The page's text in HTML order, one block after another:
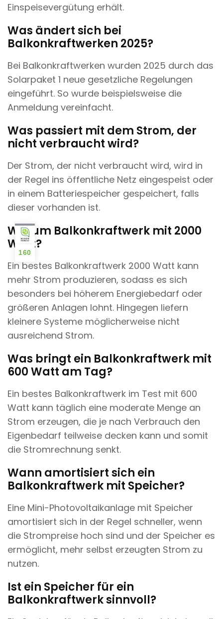
Einspeisevergütung erhält.
Was ändert sich bei
Balkonkraftwerken 2025?
Bei Balkonkraftwerken wurden 2025 durch das
Solarpaket 1 neue gesetzliche Regelungen
eingeführt. So wurde beispielsweise die
Anmeldung vereinfacht.
Was passiert mit dem Strom, der
nicht verbraucht wird?
Der Strom, der nicht verbraucht wird, wird in
der Regel ins öffentliche Netz eingespeist oder
in einem Batteriespeicher gespeichert, falls
dieser vorhanden ist.
Warum Balkonkraftwerk mit 2000
Watt?
Ein bestes Balkonkraftwerk 2000 Watt kann
mehr Strom produzieren, sodass es sich
besonders bei höherem Energiebedarf oder
größeren Anlagen lohnt. Hingegen liefern
kleinere Systeme möglicherweise nicht
ausreichend Strom.
Was bringt ein Balkonkraftwerk mit
600 Watt am Tag?
Ein bestes Balkonkraftwerk im Test mit 600
Watt kann täglich eine moderate Menge an
Strom erzeugen, die je nach Verbrauch den
Eigenbedarf teilweise decken kann und somit
die Stromrechnung senkt.
Wann amortisiert sich ein
Balkonkraftwerk mit Speicher?
Eine Mini-Photovoltaikanlage mit Speicher
amortisiert sich in der Regel schneller, wenn
die Strompreise hoch sind und der Speicher es
ermöglicht, mehr selbst erzeugten Strom zu
nutzen.
Ist ein Speicher für ein
Balkonkraftwerk sinnvoll?
160